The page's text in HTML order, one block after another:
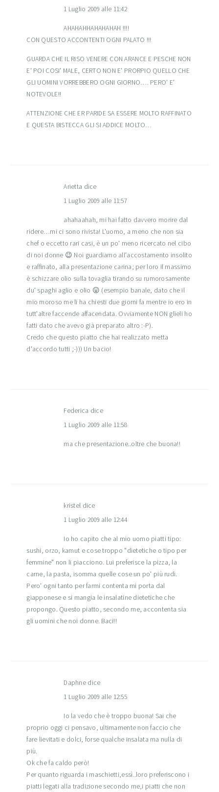
1 Luglio 2009 alle 11:42
AHAHAHHAHAHAHAH !!!!
CON QUESTO ACCONTENTI OGNI PALATO !!!
GUARDA CHE IL RISO VENERE CON ARANCE E PESCHE NON
E' POI COSI' MALE, CERTO NON E' PRORPIO QUELLO CHE
GLI UOMINI VORREBBERO OGNI GIORNO…. PERO' E'
NOTEVOLE!!
ATTENZIONE CHE ER PARIDE SA ESSERE MOLTO RAFFINATO
E QUESTA BISTECCA GLI SI ADDICE MOLTO…
Arietta dice
1 Luglio 2009 alle 11:57
ahahaahah, mi hai fatto davvero morire dal
ridere…mi ci sono rivista! L'uomo, a meno che non sia
chef o eccetto rari casi, è un po' meno ricercato nel cibo
di noi donne 😉 Noi guardiamo all'accostamento insolito
e raffinato, alla presentazione carina; per loro il massimo
è schizzare olio sulla tovaglia tirando su rumorosamente
du' spaghi aglio e olio 😛 (esempio banale, dato che il
mio moroso me li ha chiesti due giorni fa mentre io ero in
tutt'altre faccende affacendata. Ovviamente NON glieli ho
fatti dato che avevo già preparato altro :-P).
Credo che questo piatto che hai realizzato metta
d'accordo tutti ;-))) Un bacio!
Federica dice
1 Luglio 2009 alle 11:58
ma che presentazione..oltre che buona!!
kristel dice
1 Luglio 2009 alle 12:44
Io ho capito che al mio uomo piatti tipo:
sushi, orzo, kamut e cose troppo "dietetiche o tipo per
femmine" non li piacciono. Lui preferisce la pizza, la
carne, la pasta, isomma quelle cose un po' più rudi.
Pero' ogni tanto per farmi contenta mi porta dal
giapponese e si mangia le insalatine dietetiche che
propongo. Questo piatto, secondo me, accontenta sia
gli uomini che noi donne. Baci!!
Daphne dice
1 Luglio 2009 alle 12:55
Io la vedo che è troppo buona! Sai che
proprio oggi ci pensavo, ultimamente non faccio che
fare lievitati e dolci, forse qualche insalata ma nulla di
più.
Ok che fa caldo però!
Per quanto riguarda i maschietti,essì..loro preferiscono i
piatti legati alla tradizione secondo me,i piatti che non